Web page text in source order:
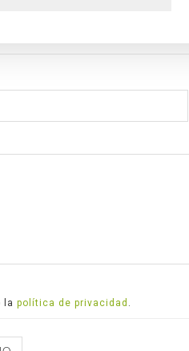
lapolítica de privacidad .